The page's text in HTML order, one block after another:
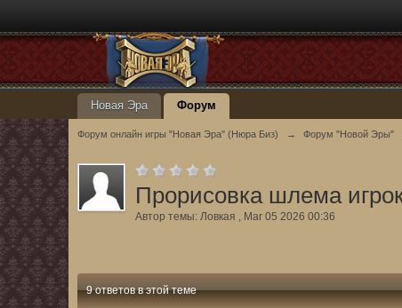
Новая Эра Форум
Форум онлайн игры "Новая Эра" (Нюра Биз) → Форум "Новой Эры"
Прорисовка шлема
Автор темы:Ловкая , Mar 05 2026 00:36
9 ответов в этой теме